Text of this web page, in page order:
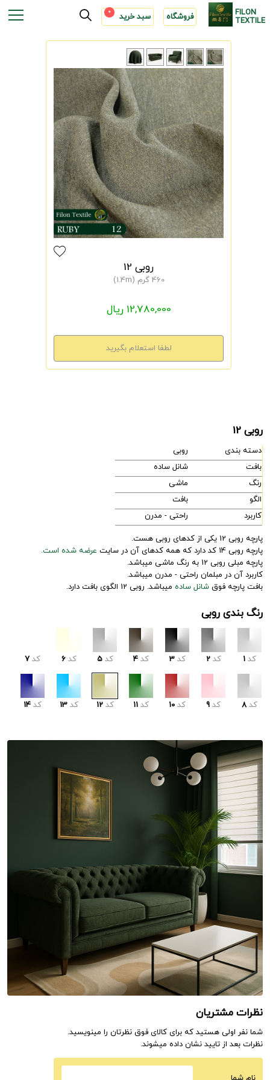
FILON
TEXTILE فروشگاه سبد خرید 0
روبی 12
460 گرم (1.4m)
12,780,000 ریال
روبی 12
دسته بندی
روبی
بافت
شانل ساده
رنگ
ماشی
الگو
بافت
کاربرد
راحتی - مدرن
پارچه روبی 12 یکی از کدهای روبی هست.
پارچه روبی 14 کد دارد که همه کدهای آن در سایت
عرضه شده است.
پارچه مبلی روبی 12 به رنگ ماشی میباشد.
کاربرد آن در مبلمان راحتی - مدرن میباشد.
بافت پارچه فوق شانل ساده میباشد. روبی 12 الگوی بافت دارد.
رنگ بندی روبی
کد 1 کد 2 کد 3 کد 4 کد 5 کد 6 کد 7
کد 8 کد 9 کد 10 کد 11 کد 12 کد 13 کد 14
نظرات مشتریان
شما نفر اولی هستید که برای کالای فوق نظرتان را مینویسید.
نظرات بعد از تایید نشان داده میشوند.